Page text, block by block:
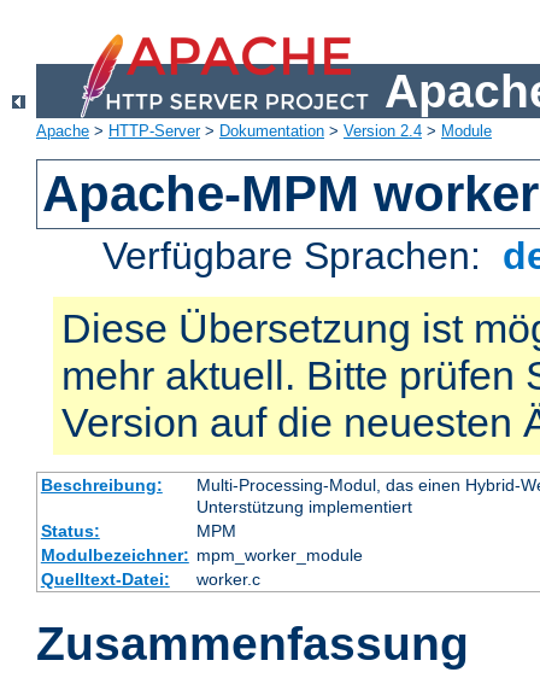
Apache > HTTP-Server> Dokumentation > Version 2.4 > Module
Apache-MPM worker
Verfügbare Sprachen:
Diese Übersetzung ist
mehr aktuell. Bitte prüfen
Version auf die neuesten
Beschreibung:
Multi-Processing-Modul, das einen Hybrid-
Unterstützung implementiert
Status:
MPM
Modulbezeichner: mpm_worker_module
Quelltext-Datei:
worker.c
Zusammenfassung